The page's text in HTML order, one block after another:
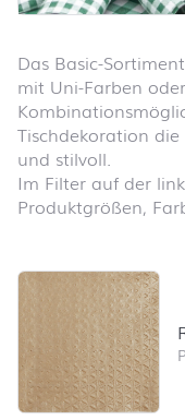
Das Basic-
mit Uni-Farben
Tischdekoration die
und stilvoll.
Im Filter auf der
Produktgrößen,
Produktliste